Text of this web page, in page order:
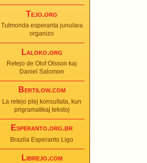
Tejo.org
Tutmonda esperanta junulara
organizo
Laloko.org
Retejo de Olof Olsson kaj
Daniel Salomon
Bertilow.com
La retejo plej konsultata, kun
prigramatikaj tekstoj
Esperanto.org.br
Brazila Esperanto Ligo
Librejo.com